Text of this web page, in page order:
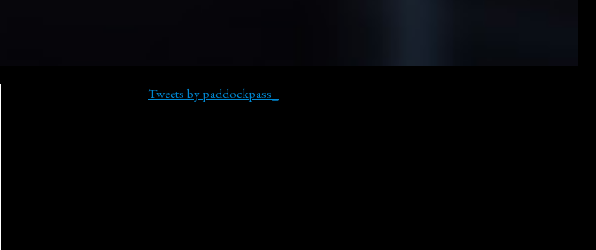
Tweets by paddockpass_